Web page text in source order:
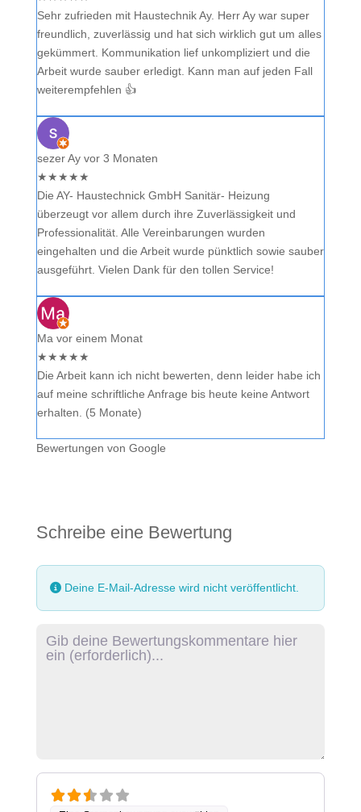
Sehr zufrieden mit Haustechnik Ay. Herr Ay war super
freundlich, zuverlässig und hat sich wirklich gut um alles
gekümmert. Kommunikation lief unkompliziert und die
Arbeit wurde sauber erledigt. Kann man auf jeden Fall
weiterempfehlen 👍
sezer Ay vor 3 Monaten
★★★★★
Die AY- Haustechnick GmbH Sanitär- Heizung
überzeugt vor allem durch ihre Zuverlässigkeit und
Professionalität. Alle Vereinbarungen wurden
eingehalten und die Arbeit wurde pünktlich sowie sauber
ausgeführt. Vielen Dank für den tollen Service!
Ma vor einem Monat
★★★★★
Die Arbeit kann ich nicht bewerten, denn leider habe ich
auf meine schriftliche Anfrage bis heute keine Antwort
erhalten. (5 Monate)
Bewertungen von Google
Schreibe eine Bewertung
Deine E-Mail-Adresse wird nicht veröffentlicht.
Rezensionstext